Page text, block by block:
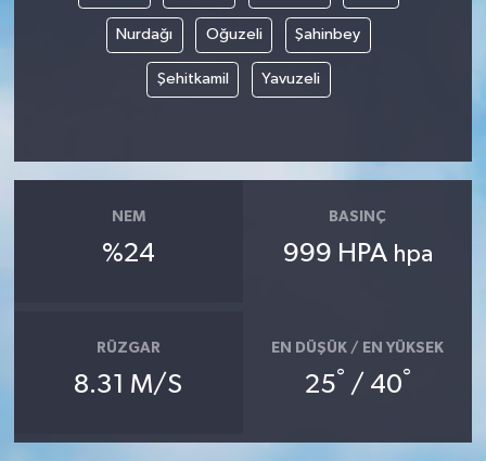
Nurdağı Oğuzeli Şahinbey
Şehitkamil Yavuzeli
NEM
%24
BASINÇ
999 HPA hpa
RÜZGAR
8.31 M/S
EN DÜŞÜK / EN YÜKSEK
25° / 40°